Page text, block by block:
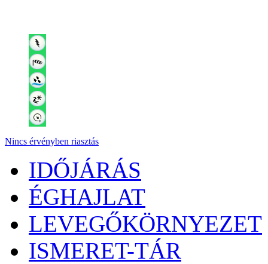
Nincs érvényben riasztás
IDŐJÁRÁS
ÉGHAJLAT
LEVEGŐKÖRNYEZET
ISMERET-TÁR